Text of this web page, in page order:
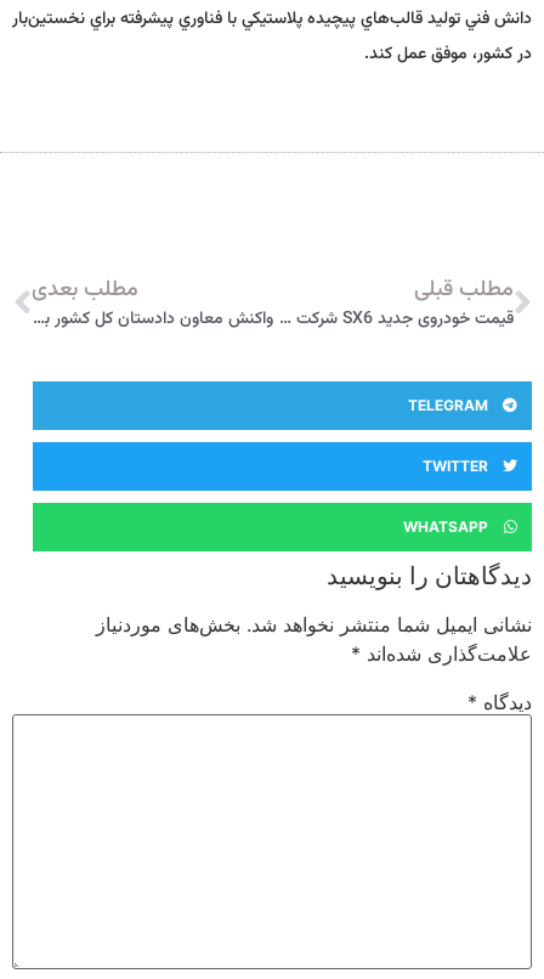
دانش فني توليد قالب‌هاي پيچيده پلاستيكي با فناوري پيشرفته براي نخستين‌بار
در كشور، موفق عمل كند.
مطلب قبلی
قیمت خودروی جدید SX6 شرکت خودروسازی فردا در ایران اعلام شد
مطلب بعدی
واکنش معاون دادستان کل کشور به حذف قیمت خودرو از سایت‌های اینترنتی
TELEGRAM
TWITTER
WHATSAPP
دیدگاهتان را بنویسید
نشانی ایمیل شما منتشر نخواهد شد. بخش‌های موردنیاز
علامت‌گذاری شده‌اند*
دیدگاه*